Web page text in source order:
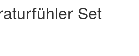
Set